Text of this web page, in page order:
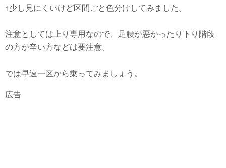
↑少し見にくいけど区間ごと色分けしてみました。
注意としては上り専用なので、足腰が悪かったり下り階段
の方が辛い方などは要注意。
では早速一区から乗ってみましょう。
広告